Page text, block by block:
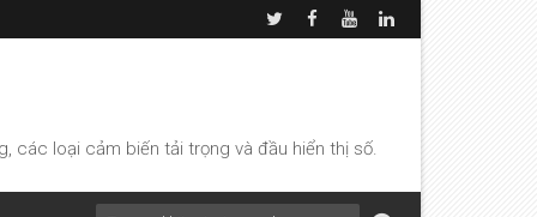
các loại cảm biến tải trọng và đầu hiển thị số.